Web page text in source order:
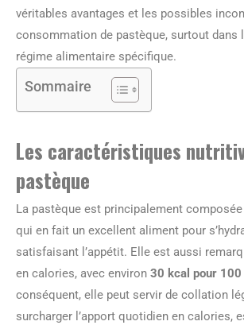
véritables avantages et les possibles
consommation de pastèque, surtout dans
régime alimentaire spécifique.
Sommaire
Les caractéristiques
pastèque
La pastèque est principalement
qui en fait un excellent aliment pour
satisfaisant l’appétit. Elle est aussi
en calories, avec environ 30 kcal pour 100
conséquent, elle peut servir de collation
surcharger l’apport quotidien en calories,